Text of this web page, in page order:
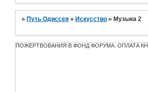
»Путь Одиссея »Искусство »Музыка 2
ПОЖЕРТВОВАНИЯ В ФОНД ФОРУМА. ОПЛАТА